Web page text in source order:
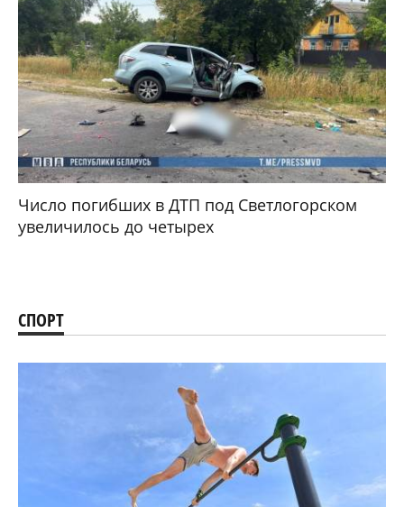
Число погибших в ДТП под Светлогорском
увеличилось до четырех
СПОРТ